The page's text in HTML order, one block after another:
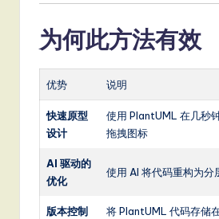
为何此方法有效
优势 说明
快速原型
设计
使用 PlantUML 在几秒
拖拽图标
AI 驱动的
优化
使用 AI 将代码重构为分
版本控制
将 PlantUML 代码存